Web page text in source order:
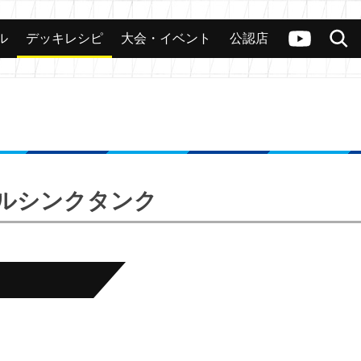
ヴァンガードch
検索
カード 大会 公認店舗 その他
デッキレシピ 大会・イベント 公認店
シンクタンク